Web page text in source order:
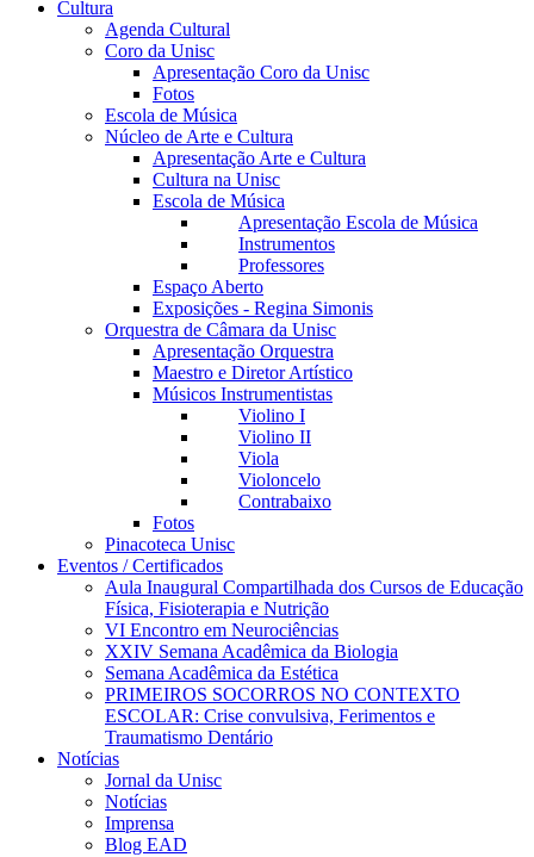
Cultura
Agenda Cultural
Coro da Unisc
Apresentação Coro da Unisc
Fotos
Escola de Música
Núcleo de Arte e Cultura
Apresentação Arte e Cultura
Cultura na Unisc
Escola de Música
Apresentação Escola de Música
Instrumentos
Professores
Espaço Aberto
Exposições - Regina Simonis
Orquestra de Câmara da Unisc
Apresentação Orquestra
Maestro e Diretor Artístico
Músicos Instrumentistas
Violino I
Violino II
Viola
Violoncelo
Contrabaixo
Fotos
Pinacoteca Unisc
Eventos / Certificados
Aula Inaugural Compartilhada dos Cursos de Educação
Física, Fisioterapia e Nutrição
VI Encontro em Neurociências
XXIV Semana Acadêmica da Biologia
Semana Acadêmica da Estética
PRIMEIROS SOCORROS NO CONTEXTO
ESCOLAR: Crise convulsiva, Ferimentos e
Traumatismo Dentário
Notícias
Jornal da Unisc
Notícias
Imprensa
Blog EAD